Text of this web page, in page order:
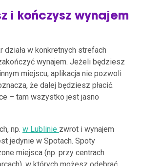
i kończysz wynajem
działa w konkretnych strefach
wynajem. Jeżeli będziesz
miejscu, aplikacja nie pozwoli
że dalej będziesz płacić.
– tam wszystko jest jasno
np. w Lublinie zwrot i wynajem
jedynie w Spotach. Spoty
miejsca (np. przy centrach
w których możesz odebrać